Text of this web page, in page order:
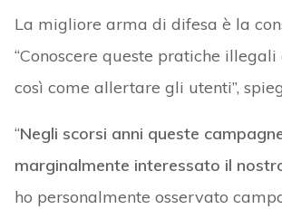
La migliore arma di difesa è la
“Conoscere queste pratiche
così come allertare gli utenti”,
“Negli scorsi anni queste
marginalmente interessato il
ho personalmente osservato